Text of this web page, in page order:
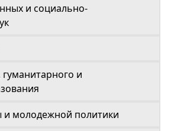
и социально-
и
и молодежной политики